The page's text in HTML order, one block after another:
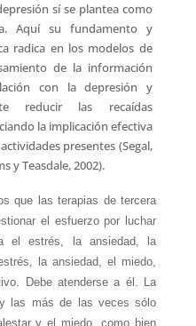
sí se plantea como
Aquí su fundamento y
radica en los modelos de
de la información
con la depresión y
reducir las recaídas
la implicación efectiva
presentes (Segal,
y Teasdale, 2002).
que las terapias de tercera
el esfuerzo por luchar
el estrés, la ansiedad, la
la ansiedad, el miedo,
Debe atenderse a él. La
las más de las veces sólo
y el miedo, como bien